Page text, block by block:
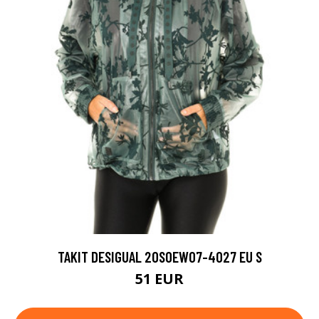
TAKIT DESIGUAL 20SOEW07-4027 EU S
51 EUR